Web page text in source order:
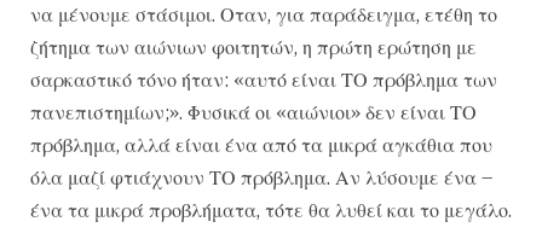
να μένουμε στάσιμοι. Οταν, για παράδειγμα, ετέθη το
ζήτημα των αιώνιων φοιτητών, η πρώτη ερώτηση με
σαρκαστικό τόνο ήταν: «αυτό είναι ΤΟ πρόβλημα των
πανεπιστημίων;». Φυσικά οι «αιώνιοι» δεν είναι ΤΟ
πρόβλημα, αλλά είναι ένα από τα μικρά αγκάθια που
όλα μαζί φτιάχνουν ΤΟ πρόβλημα. Αν λύσουμε ένα –
ένα τα μικρά προβλήματα, τότε θα λυθεί και το μεγάλο.